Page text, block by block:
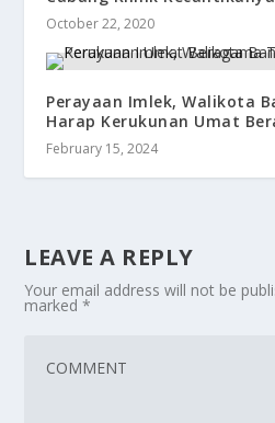
October 22, 2020
Perayaan Imlek, Walikota
Harap Kerukunan Umat
February 15, 2024
LEAVE A REPLY
Your email address will not be
marked*